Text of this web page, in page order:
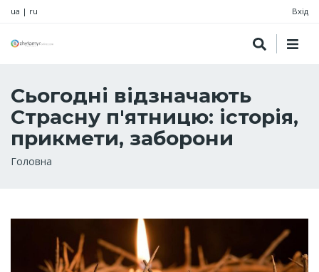
ua | ru Вхід
Сьогодні відзначають
Страсну п'ятницю: історія,
прикмети, заборони
Рядок
Головна